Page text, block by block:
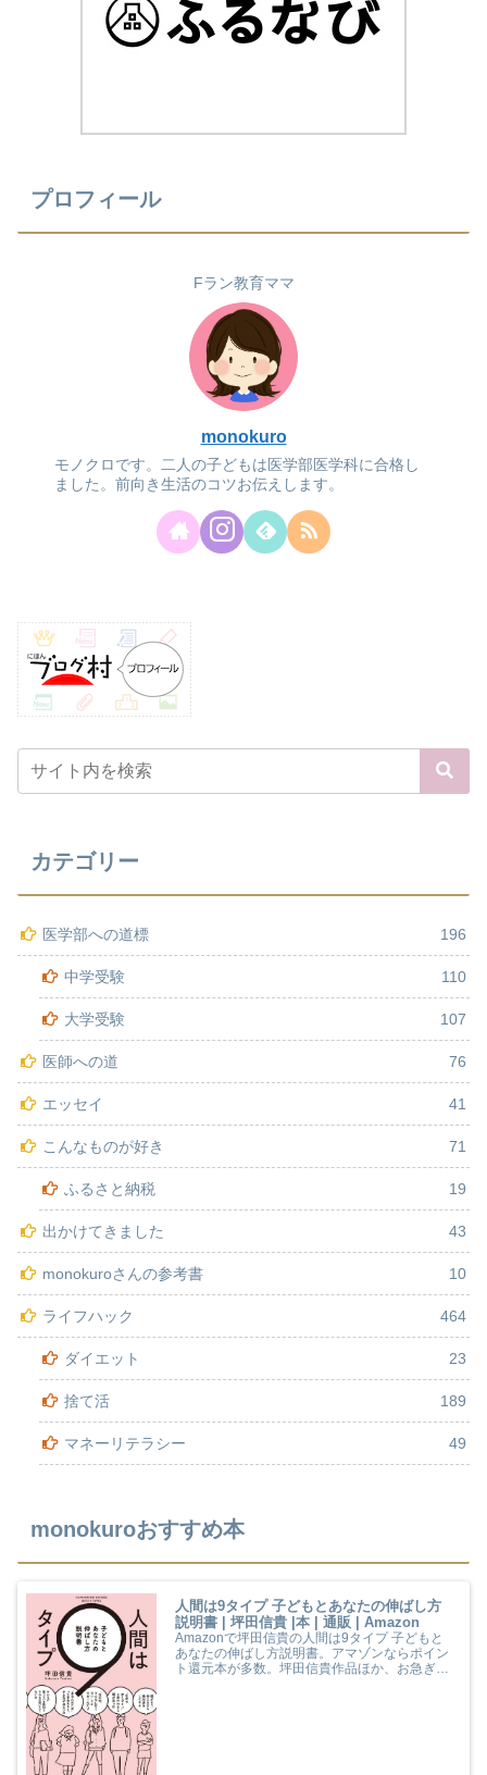
プロフィール
Fラン教育ママ
monokuro
モノクロです。二人の子どもは医学部医学科に合格し
ました。前向き生活のコツお伝えします。
カテゴリー
医学部への道標 196
中学受験 110
大学受験 107
医師への道 76
エッセイ 41
こんなものが好き 71
ふるさと納税 19
出かけてきました 43
monokuroさんの参考書 10
ライフハック 464
ダイエット 23
捨て活 189
マネーリテラシー 49
monokuroおすすめ本
人間は9タイプ 子どもとあなたの伸ばし方
説明書 | 坪田信貴 |本 | 通販 | Amazon
Amazonで坪田信貴の人間は9タイプ 子どもと
あなたの伸ばし方説明書。アマゾンならポイン
ト還元本が多数。坪田信貴作品ほか、お急ぎ便